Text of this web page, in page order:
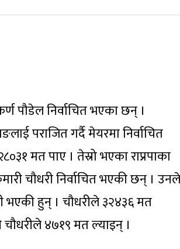
पौडेल निर्वाचित भएका छन् ।
पराजित गर्दै मेयरमा निर्वाचित
मत पाए । तेस्रो भएका राप्रपाका
चौधरी निर्वाचित भएकी छन् । उनले
भएकी हुन् । चौधरीले ३२४३६ मत
चौधरीले ४७१९ मत ल्याइन् ।